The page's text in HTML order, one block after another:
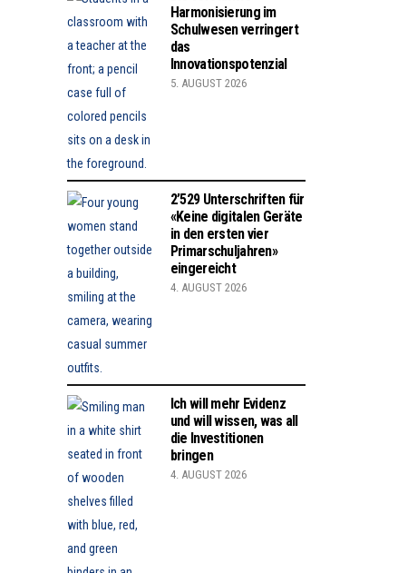
Harmonisierung im
Schulwesen verringert
das
Innovationspotenzial
5. AUGUST 2026
2’529 Unterschriften für
«Keine digitalen Geräte
in den ersten vier
Primarschuljahren»
eingereicht
4. AUGUST 2026
Ich will mehr Evidenz
und will wissen, was all
die Investitionen
bringen
4. AUGUST 2026